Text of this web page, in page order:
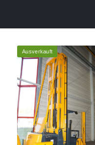
Ausverkauft